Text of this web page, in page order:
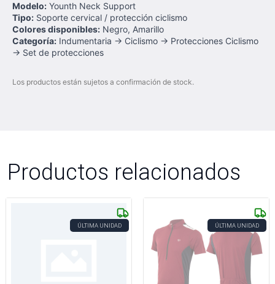
Modelo: Younth Neck Support
Tipo: Soporte cervical / protección ciclismo
Colores disponibles: Negro, Amarillo
Categoría: Indumentaria → Ciclismo → Protecciones Ciclismo
→ Set de protecciones
Los productos están sujetos a confirmación de stock.
Productos relacionados
ÚLTIMA UNIDAD ÚLTIMA UNIDAD